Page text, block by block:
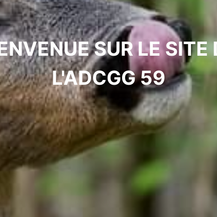
SUR LE SITE
L'ADCGG 59